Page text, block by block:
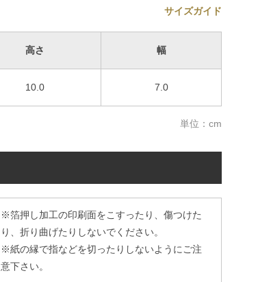
サイズガイド
高さ 幅
10.0 7.0
単位：cm
※箔押し加工の印刷面をこすったり、傷つけた
り、折り曲げたりしないでください。
※紙の縁で指などを切ったりしないようにご注
意下さい。